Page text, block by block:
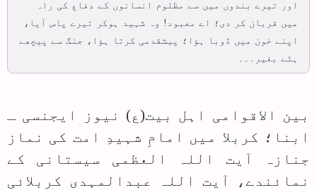
اور تیرے بندوں میں سے مظلوم انسانوں کے دفاع کی راہ
میں قربان کر دی؛ اے معبود! وہ شہید ہوکر تیرے پاس آیا،
اپنے خون میں ڈوبا ہؤا؛ پیشقدمی کرتا ہؤا، جنگ سے پیچھے
ہٹے بغیر۔۔۔
بین الاقوامی اہل بیت(ع) نیوز ایجنسی ـ
ابنا؛ کربلا میں امامِ شہیدِ امت کی نماز
جنازہ آیت اللہ العظمی سیستانی کے
نمائندے، آیت اللہ عبدالمہدی کربلائی